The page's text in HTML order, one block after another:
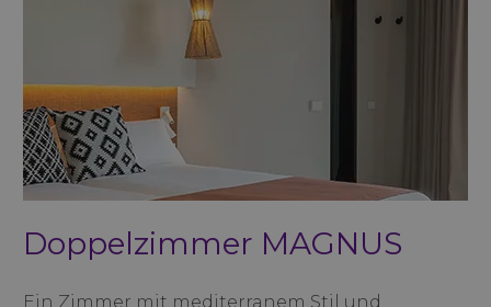
Doppelzimmer MAGNUS
Ein Zimmer mit mediterranem Stil und